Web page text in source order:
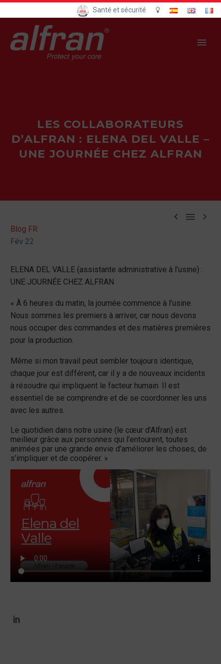
Santé et sécurité
LES COLLABORATEURS
D’ALFRAN : ELENA DEL VALLE –
UNE JOURNÉE CHEZ ALFRAN
  
Blog FR
Fév 22
ELENA DEL VALLE (assistante administrative à l’usine) :
UNE JOURNÉE CHEZ ALFRAN
« À 6 heures du matin, la journée commence à l’usine.
Nous sommes les premiers à arriver, car nous devons
nous occuper des commandes et des matières premières
pour la production.
Même si mon travail peut sembler toujours identique,
chaque jour est différent, car il y a de nouveaux incidents
à résoudre qui impliquent le facteur humain. Il est
essentiel de se comprendre et de se coordonner les uns
avec les autres.
Le quotidien dans notre usine (le cœur d’Alfran) est
meilleur grâce aux personnes qui l’entourent, toutes
animées par une grande envie d’améliorer les choses, de
s’impliquer et de coopérer. »